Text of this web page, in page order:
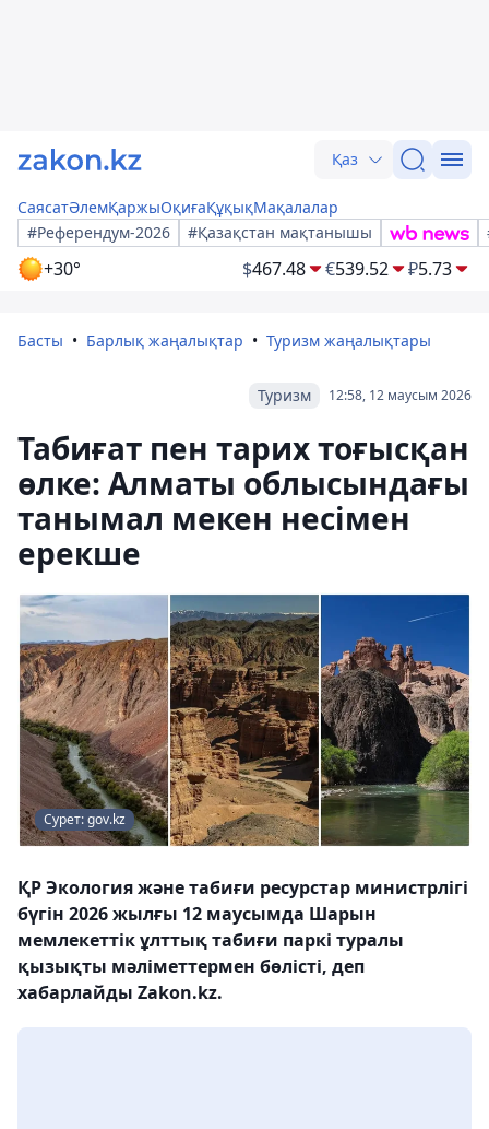
Қаз
СаясатӘлемҚаржыОқиғаҚұқықМақалалар
#Референдум-2026
#Қазақстан мақтанышы
+30° $467.48 €539.52 ₽5.73
Басты Барлық жаңалықтар Туризм жаңалықтары
12:58, 12 маусым 2026
Туризм
Табиғат пен тарих тоғысқан
өлке: Алматы облысындағы
танымал мекен несімен
ерекше
Сурет: gov.kz
ҚР Экология және табиғи ресурстар министрлігі
бүгін 2026 жылғы 12 маусымда Шарын
мемлекеттік ұлттық табиғи паркі туралы
қызықты мәліметтермен бөлісті, деп
хабарлайды Zakon.kz.